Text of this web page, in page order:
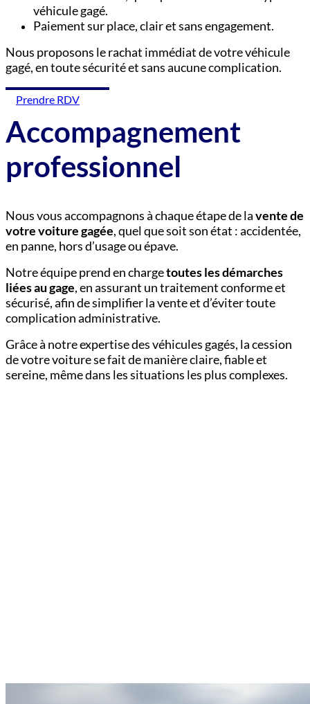
véhicule gagé.
Paiement sur place, clair et sans engagement.
Nous proposons le rachat immédiat de votre véhicule
gagé, en toute sécurité et sans aucune complication.
Prendre RDV
Accompagnement
professionnel
Nous vous accompagnons à chaque étape de lavente de
votre voiture gagée, quel que soit son état : accidentée,
en panne, hors d’usage ou épave.
Notre équipe prend en chargetoutes les démarches
liées au gage, en assurant un traitement conforme et
sécurisé, afin de simplifier la vente et d’éviter toute
complication administrative.
Grâce à notre expertise des véhicules gagés, la cession
de votre voiture se fait de manière claire, fiable et
sereine, même dans les situations les plus complexes.